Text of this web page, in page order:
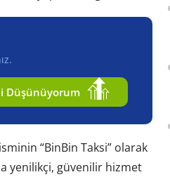
Düşünüyorum
“BinBin Taksi” olarak
yenilikçi, güvenilir hizmet